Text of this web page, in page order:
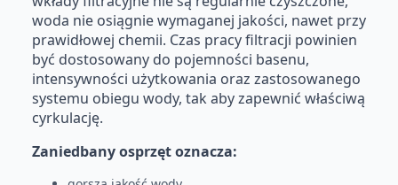
woda nie osiągnie wymaganej jakości, nawet przy
prawidłowej chemii. Czas pracy filtracji powinien
być dostosowany do pojemności basenu,
intensywności użytkowania oraz zastosowanego
systemu obiegu wody, tak aby zapewnić właściwą
cyrkulację.
Zaniedbany osprzęt oznacza: